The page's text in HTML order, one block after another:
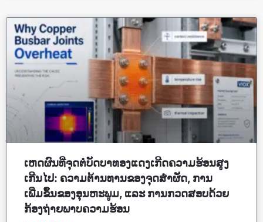
ເຫດຜົນທີ່ຈຸດຕໍ່ບັດບາທອງແດງເກີດຄວາມຮ້ອນສູງ
ເກີນໄປ: ຄວາມຕ້ານທານຂອງຈຸດສຳຜັດ, ການ
ເພີ່ມຂຶ້ນຂອງອຸນຫະພູມ, ແລະ ການກວດສອບດ້ວຍ
ກ້ອງຖ່າຍພາບຄວາມຮ້ອນ